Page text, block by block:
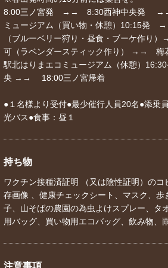
8:00三ノ宮発 →→ 8:30西神中央発 →→
ミュージアム（買い物・休憩）10:15発
（ブルーベリー狩り・昼食・ブーケ作り
可（ラベンダースティック作り） →→
駅北はりまエコミュージアム（休憩）
央 →→ 18:00三ノ宮帰着
●１名様より受付●最少催行人員20名●添乗
光バス●食事：昼１
持ち物
ワクチン接種済証明 （又は陰性証明）の
存画像 、健康チェックシート、マスク、歩
子、山そばの農園の為虫よけスプレー、タ
用バッグ、買い物用エコバッグ、飲み物、
注意事項